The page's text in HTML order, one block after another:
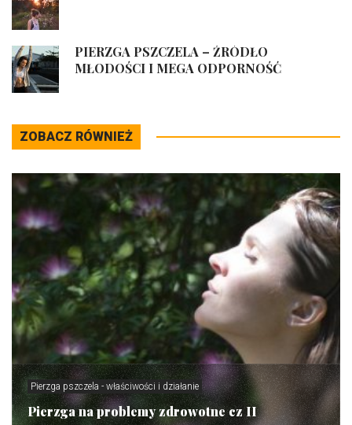
PIERZGA PSZCZELA – ŹRÓDŁO
MŁODOŚCI I MEGA ODPORNOŚĆ
ZOBACZ RÓWNIEŻ
Pierzga pszczela - właściwości i działanie
Pierzga na problemy zdrowotne cz II